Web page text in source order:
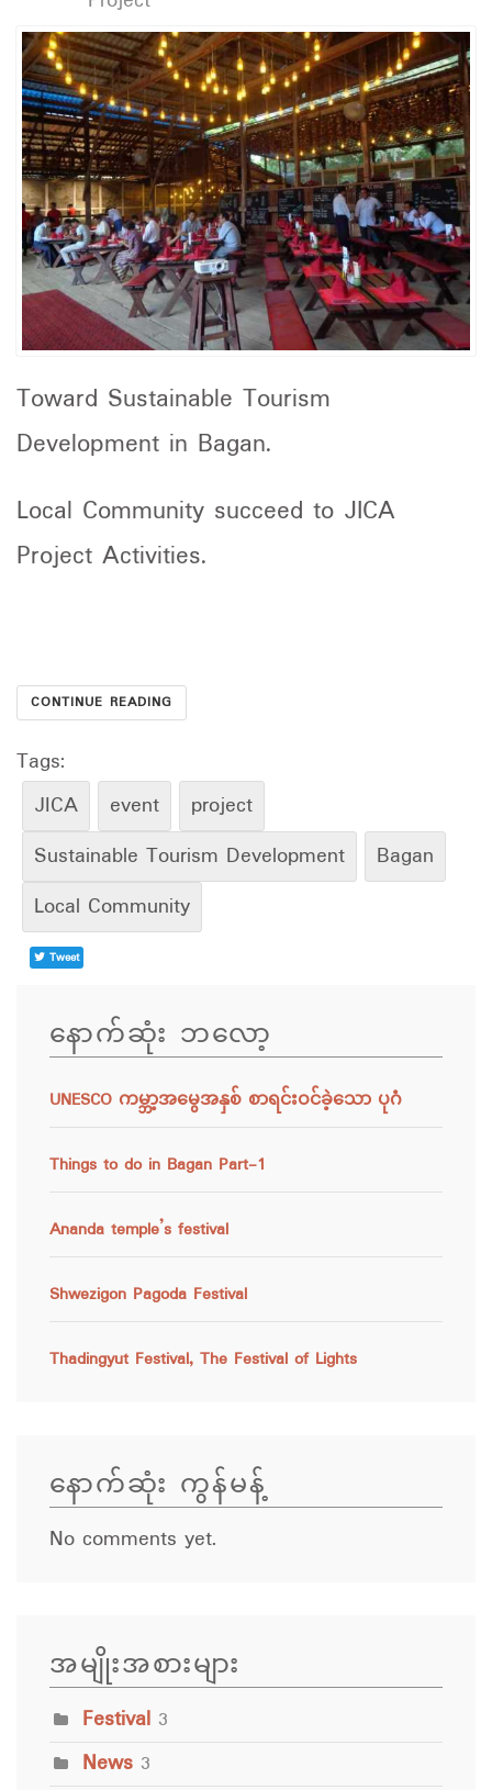
Toward Sustainable Tourism
Development in Bagan.
Local Community succeed to JICA
Project Activities.
CONTINUE READING
Tags:
JICA
event
project
Sustainable Tourism Development
Bagan
Local Community
Tweet
နောက်ဆုံး ဘလော့
UNESCO ကမ္ဘာ့အမွေအနှစ် စာရင်းဝင်ခဲ့သော ပုဂံ
Things to do in Bagan Part-1
Ananda temple’s festival
Shwezigon Pagoda Festival
Thadingyut Festival, The Festival of Lights
နောက်ဆုံး ကွန်မန့်
No comments yet.
အမျိုးအစားများ
Festival 3
News 3